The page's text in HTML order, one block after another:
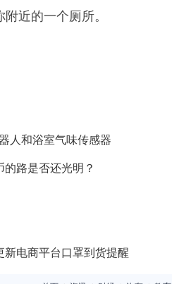
近的一个厕所。
人和浴室气味传感器
路是否还光明？
新电商平台口罩到货提醒